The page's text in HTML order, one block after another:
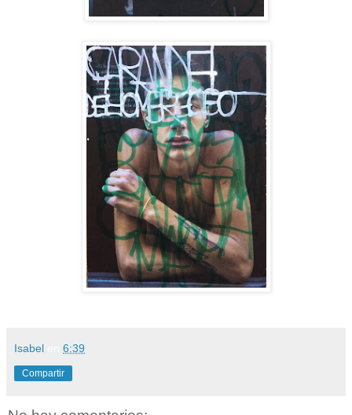
Isabel 6:39
Compartir